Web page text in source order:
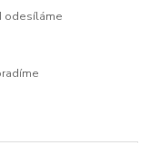
odesíláme